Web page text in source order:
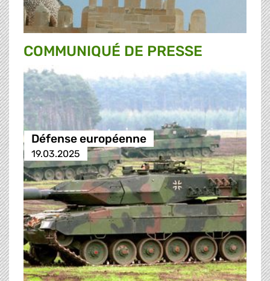
COMMUNIQUÉ DE PRESSE
Défense européenne
19.03.2025